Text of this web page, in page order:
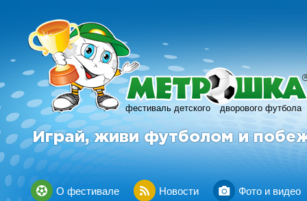
фестиваль детского дворового футбола
R
Играй, живи футболом и
О фестивале Новости Фото и видео